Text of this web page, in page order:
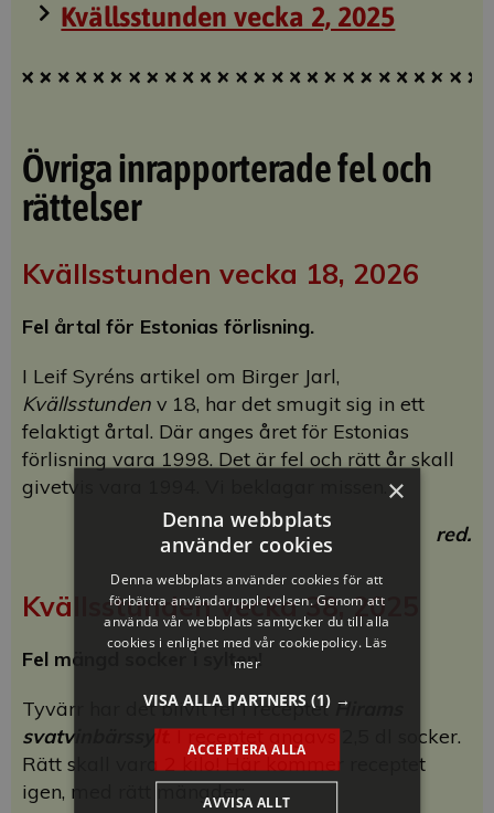
Kvällsstunden vecka 2, 2025
Övriga inrapporterade fel och
rättelser
Kvällsstunden vecka 18, 2026
Fel årtal för Estonias förlisning.
I Leif Syréns artikel om Birger Jarl,
Kvällsstunden v 18, har det smugit sig in ett
felaktigt årtal. Där anges året för Estonias
förlisning vara 1998. Det är fel och rätt år skall
givetvis vara 1994. Vi beklagar missen.
red.
Kvällsstunden vecka 38, 2025
Fel mängd socker i sylten!
Tyvärr har det blivit fel i receptet Hirams
svatvinbärssylt. I receptet angavs 2,5 dl socker.
Rätt skall vara 2 kilo! Här kommer receptet
igen, med rätt mängder:
×
Denna webbplats
använder cookies
Denna webbplats använder cookies för att
förbättra användarupplevelsen. Genom att
använda vår webbplats samtycker du till alla
cookies i enlighet med vår cookiepolicy. Läs
mer
VISA ALLA PARTNERS (1) →
ACCEPTERA ALLA
AVVISA ALLT